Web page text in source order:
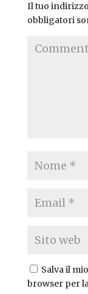
Il tuo
obbligatori
Salva il
browser per